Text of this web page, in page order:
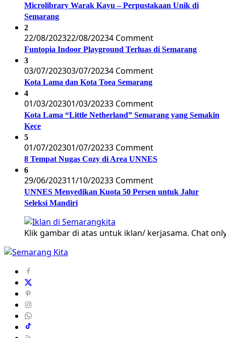
Microlibrary Warak Kayu – Perpustakaan Unik di
Semarang
2
22/08/202322/08/20234 Comment
Funtopia Indoor Playground Terluas di Semarang
3
03/07/202303/07/20234 Comment
Kota Lama dan Kota Toea Semarang
4
01/03/202301/03/20233 Comment
Kota Lama “Little Netherland” Semarang yang Semakin
Kece
5
01/07/202301/07/20233 Comment
8 Tempat Nugas Cozy di Area UNNES
6
29/06/202311/10/20233 Comment
UNNES Menyedikan Kuota 50 Persen untuk Jalur
Seleksi Mandiri
Klik gambar di atas untuk iklan/ kerjasama. Chat